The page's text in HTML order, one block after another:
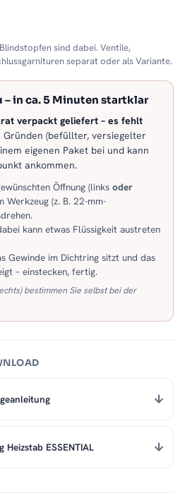
sind dabei. Ventile,
separat oder als Variante.
– in ca. 5 Minuten startklar
verpackt geliefert – es fehlt
Gründen (befüllter, versiegelter
eigenen Paket bei und kann
ankommen.
Öffnung (links oder
Werkzeug (z. B. 22-mm-
kann etwas Flüssigkeit austreten
Gewinde im Dichtring sitzt und das
– einstecken, fertig.
bestimmen Sie selbst bei der
Heizstab ESSENTIAL